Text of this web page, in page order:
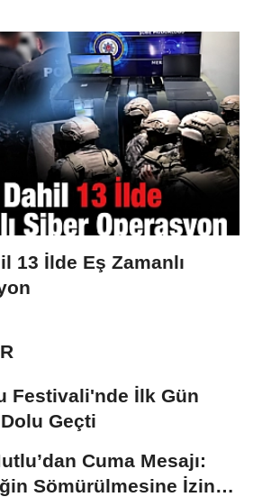
13 İlde Eş Zamanlı
Festivali'nde İlk Gün
Geçti
Cuma Mesajı:
Sömürülmesine İzin